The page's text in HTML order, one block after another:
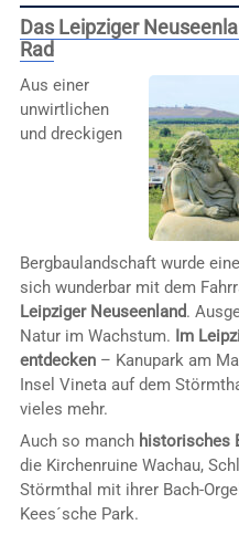
Das Leipziger
Rad
Aus einer
unwirtlichen
und dreckigen
Bergbaulandschaft wurde eine
sich wunderbar mit dem
Leipziger Neuseenland.
Natur im Wachstum. Im
entdecken– Kanupark am
Insel Vineta auf dem
vieles mehr.
Auch so manch historisches
die Kirchenruine Wachau,
Störmthal mit ihrer Bach-
Kees´sche Park.